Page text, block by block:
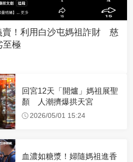
賣！利用白沙屯媽祖詐財 慈
至極
回宮12天「開爐」媽祖展聖
顏 人潮擠爆拱天宮
2026/05/01 15:24
血濃如糖漿！婦隨媽祖進香